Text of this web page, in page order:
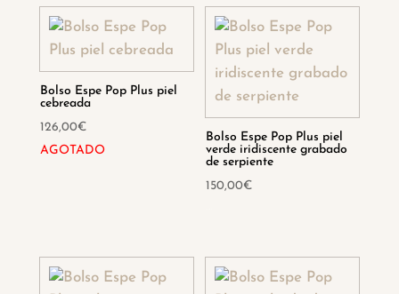
Bolso Espe Pop Plus piel
cebreada
126,00€
AGOTADO
Bolso Espe Pop Plus piel
verde iridiscente grabado
de serpiente
150,00€